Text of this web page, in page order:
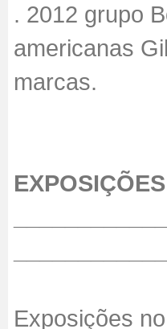
. 2012 grupo
americanas
marcas.
EXPOSIÇÕES
Exposições